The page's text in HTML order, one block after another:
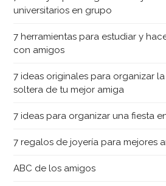
universitarios en grupo
7 herramientas para estudiar y
con amigos
7 ideas originales para organizar
soltera de tu mejor amiga
7 ideas para organizar una fiesta
7 regalos de joyería para mejores
ABC de los amigos